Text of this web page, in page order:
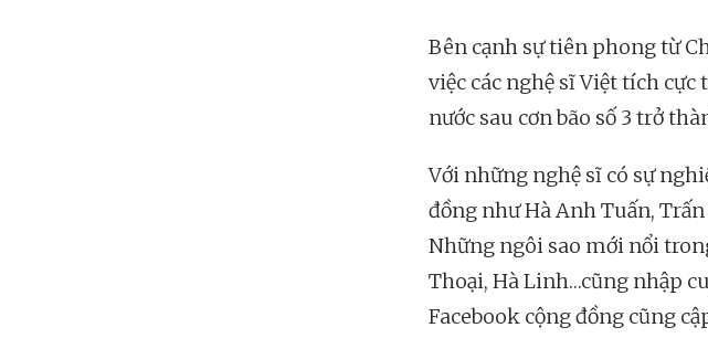
Bên cạnh sự tiên phong từ
việc các nghệ sĩ Việt tích
nước sau cơn bão số 3 trở
Với những nghệ sĩ có sự
đồng như Hà Anh Tuấn,
Những ngôi sao mới nổi
Thoại, Hà Linh…cũng nhập
Facebook cộng đồng cũng